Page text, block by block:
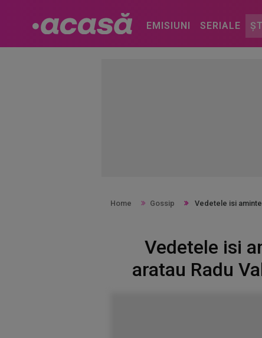
EMISIUNI SERIALE
Home Gossip Vedetele isi
Vedetele isi
aratau Radu